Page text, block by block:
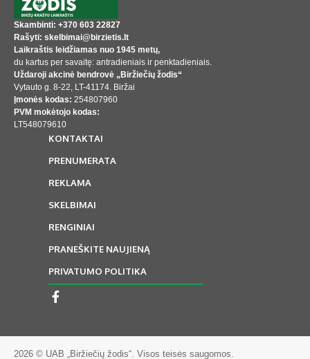
Skambinti: +370 603 22827
Rašyti: skelbimai@birzietis.lt
Laikraštis leidžiamas nuo 1945 metų,
du kartus per savaitę: antradieniais ir penktadieniais.
Uždaroji akcinė bendrovė „Biržiečių žodis“
Vytauto g. 8-22, LT-41174. Biržai
Įmonės kodas: 254807960
PVM mokėtojo kodas:
LT548079610
KONTAKTAI
PRENUMERATA
REKLAMA
SKELBIMAI
RENGINIAI
PRANEŠKITE NAUJIENĄ
PRIVATUMO POLITIKA
2026 © UAB „Biržiečių žodis“. Visos teisės saugomos.